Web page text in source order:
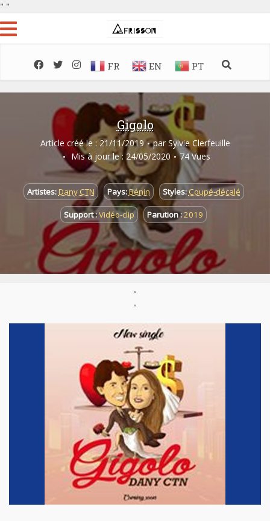
" "
FR EN PT
Gigolo
Article créé le : 21/11/2019 par Sylvie Clerfeuille
Mis à jour le : 24/05/2020
74 Vues
Artistes: Dany CTN Pays:Bénin Styles:Coupé-décalé
Support :Vidéo-clip Parution :2019
"
"